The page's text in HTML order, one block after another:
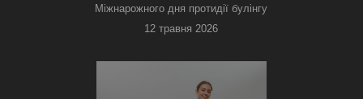
Міжнарожного дня протидії булінгу
12 травня 2026